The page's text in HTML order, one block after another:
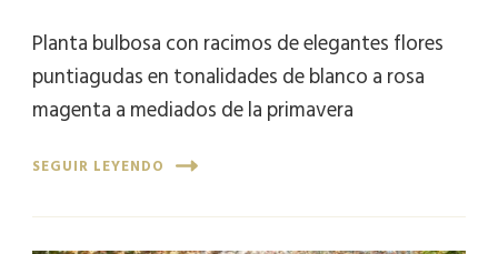
Planta bulbosa con racimos de elegantes flores
puntiagudas en tonalidades de blanco a rosa
magenta a mediados de la primavera
SEGUIR LEYENDO